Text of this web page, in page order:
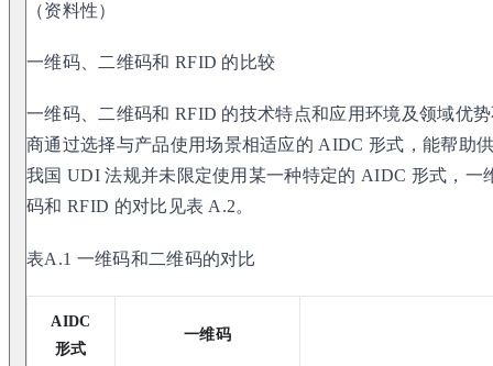
（资料性）
一维码、二维码和 RFID 的比较
一维码、二维码和 RFID 的技术特点和应用环境及领域优
商通过选择与产品使用场景相适应的 AIDC 形式，能帮助
我国 UDI 法规并未限定使用某一种特定的 AIDC 形式，一
码和 RFID 的对比见表 A.2。
表A.1 一维码和二维码的对比
AIDC
形式
一维码